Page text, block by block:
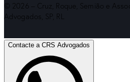
© 2026 – Cruz, Roque, Semião e
Advogados, SP, RL
Contacte a CRS Advogados